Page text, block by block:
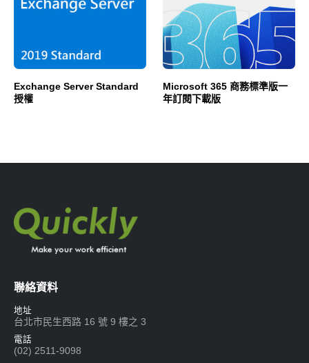
Exchange Server Standard
授權
Microsoft 365 商務標準版一
年訂閱下載版
聯絡資料
地址
台北市民生西路 16 號 9 樓之 3
電話
(02) 2511-9098